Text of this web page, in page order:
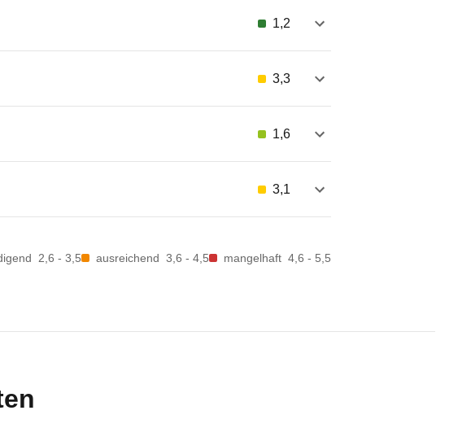
1,2
3,3
1,6
3,1
2,6 - 3,5 ausreichend 3,6 - 4,5 mangelhaft 4,6 - 5,5